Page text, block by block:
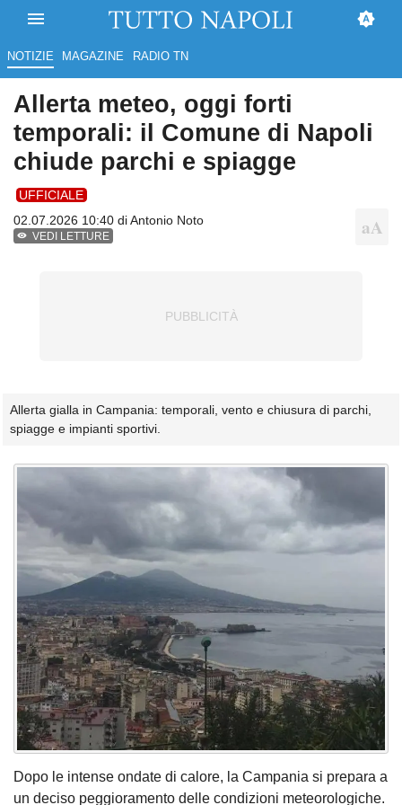
NOTIZIE MAGAZINE RADIO TN
Allerta meteo, oggi forti
temporali: il Comune di Napoli
chiude parchi e spiagge
UFFICIALE
02.07.2026 10:40 diAntonio Noto
VEDI LETTURE
Allerta gialla in Campania: temporali, vento e chiusura di parchi,
spiagge e impianti sportivi.
Dopo le intense ondate di calore, la Campania si prepara a
un deciso peggioramento delle condizioni meteorologiche.